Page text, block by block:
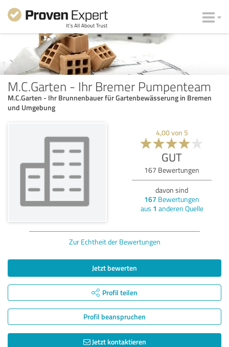
M.C.Garten - Ihr Bremer Pumpenteam
M.C.Garten - Ihr Brunnenbauer für Gartenbewässerung in Bremen
und Umgebung
4,00von 5
GUT
167 Bewertungen
davon sind
167 Bewertungen
aus 1 anderen Quelle
Zur Echtheit der Bewertungen
Jetzt bewerten
Profil teilen
Profil beanspruchen
Jetzt kontaktieren